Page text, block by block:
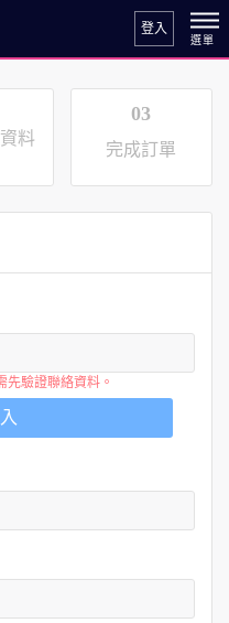
登入
料
03
完成訂單
先驗證聯絡資料。